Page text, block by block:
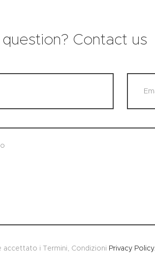
Contact us
accettato i Termini, Condizioni Privacy Policy.